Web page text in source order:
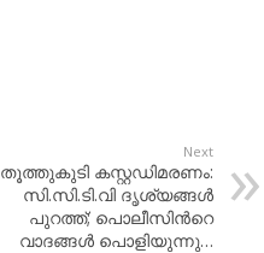
Next
തൂത്തുകുടി കസ്റ്റഡിമരണം:
സി.സി.ടി.വി ദൃശ്യങ്ങൾ
പുറത്ത്;​ പൊലീസിന്‍റെ
വാദങ്ങൾ പൊളിയുന്നു…